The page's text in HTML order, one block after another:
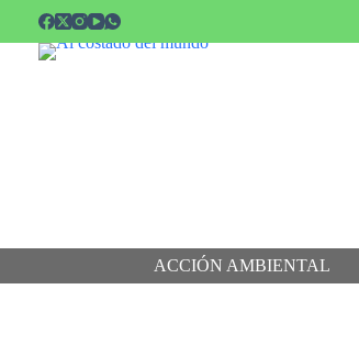
contenido
ACCIÓN AMBIENTAL